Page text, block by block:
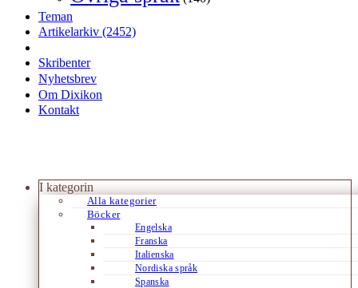
Teman
Artikelarkiv (2452)
Skribenter
Nyhetsbrev
Om Dixikon
Kontakt
I kategorin
Alla kategorier
Böcker
Engelska
Franska
Italienska
Nordiska språk
Spanska